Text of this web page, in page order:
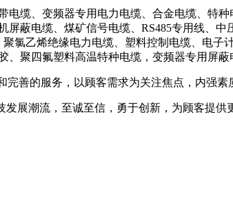
、变频器专用电力电缆、合金电缆、特
蔽电缆、煤矿信号电缆、RS485专用线、
氯乙烯绝缘电力电缆、塑料控制电缆、电子
聚四氟塑料高温特种电缆，变频器专用屏蔽
的服务，以顾客需求为关注焦点，内强素
展潮流，至诚至信，勇于创新，为顾客提